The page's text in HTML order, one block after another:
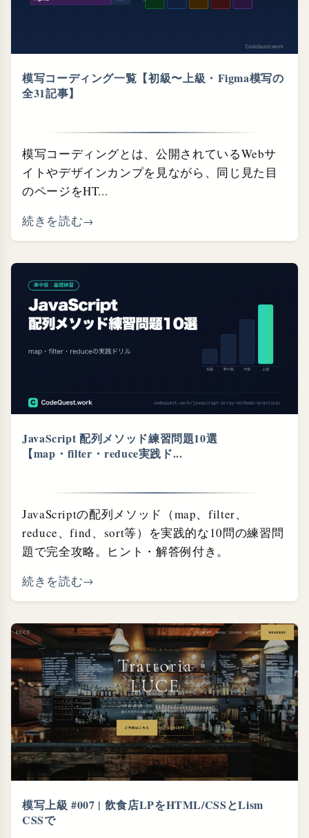
模写コーディング一覧【初級〜上級・⁠Figma模写の
全31記事】
模写コーディングとは、公開されているWebサ
イトやデザインカンプを見ながら、同じ見た目
のページをHT...
続きを読む
JavaScript 配列メソッド練習問題10選
【map・⁠filter・⁠reduce実践ド...
JavaScriptの配列メソッド（map、filter、
reduce、find、sort等）を実践的な10問の練習問
題で完全攻略。ヒント・解答例付き。
続きを読む
模写上級 #007 | 飲食店LPをHTML/CSSとLism
CSSで